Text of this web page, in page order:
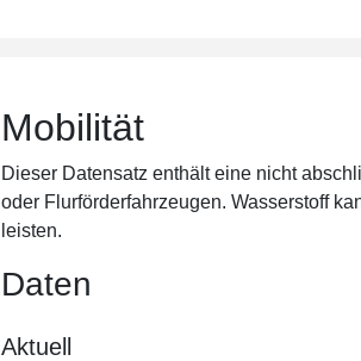
Mobilität
Dieser Datensatz enthält eine nicht
oder Flurförderfahrzeugen. Wasserstoff
leisten.
Daten
Aktuell